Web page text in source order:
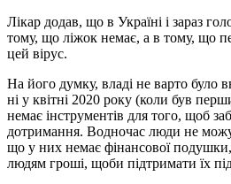
Лікар додав, що в Україні і зараз
тому, що ліжок немає, а в тому, що
цей вірус.
На його думку, владі не варто було
ні у квітні 2020 року (коли був
немає інструментів для того, щоб
дотримання. Водночас люди не
що у них немає фінансової
людям гроші, щоби підтримати їх